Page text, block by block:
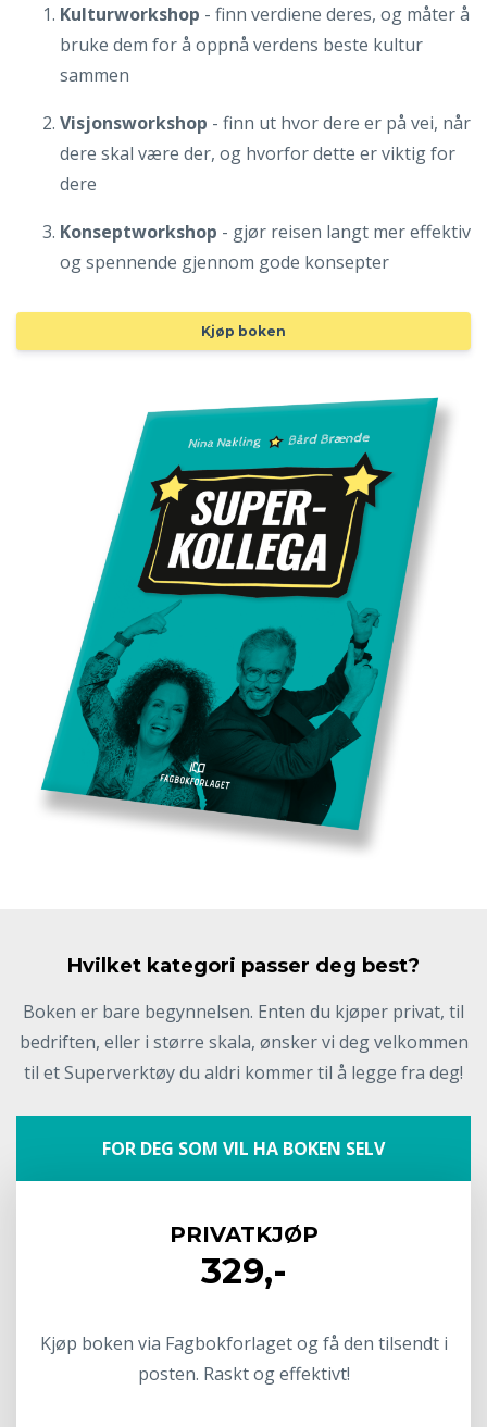
Kulturworkshop - finn verdiene deres, og måter å
bruke dem for å oppnå verdens beste kultur
sammen
Visjonsworkshop - finn ut hvor dere er på vei, når
dere skal være der, og hvorfor dette er viktig for
dere
Konseptworkshop - gjør reisen langt mer effektiv
og spennende gjennom gode konsepter
Kjøp boken
Hvilket kategori passer deg best?
Boken er bare begynnelsen. Enten du kjøper privat, til
bedriften, eller i større skala, ønsker vi deg velkommen
til et Superverktøy du aldri kommer til å legge fra deg!
FOR DEG SOM VIL HA BOKEN SELV
PRIVATKJØP
329,-
Kjøp boken via Fagbokforlaget og få den tilsendt i
posten. Raskt og effektivt!